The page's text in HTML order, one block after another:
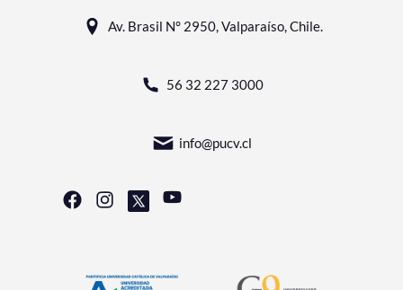
Av. Brasil N° 2950, Valparaíso, Chile.
56 32 227 3000
info@pucv.cl